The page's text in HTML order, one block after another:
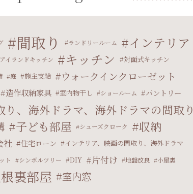
間取り ランドリールーム インテリア
アイランドキッチン キッチン 対面式キッチン
庭 施主支給 ウォークインクローゼット
造作収納家具 室内物干し ショールーム パントリー
、海外ドラマ、海外ドラマの間取り
子ども部屋 シューズクローク 収納
社 住宅ローン インテリア、映画の間取り、海外ドラマ
ト シンボルツリー DIY 片付け 地盤改良 小屋裏
裏部屋 室内窓